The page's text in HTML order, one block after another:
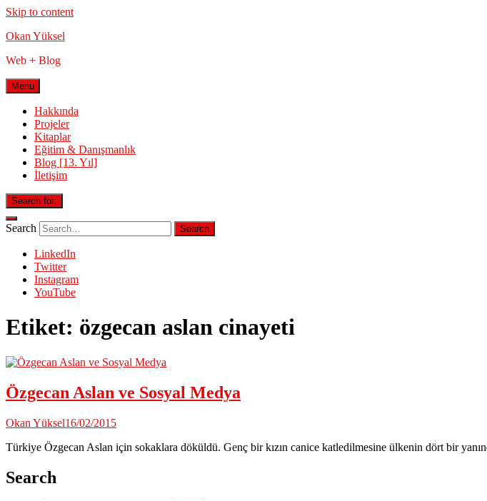
Skip to content
Okan Yüksel
Web + Blog
Menu
Hakkında
Projeler
Kitaplar
Eğitim & Danışmanlık
Blog [13. Yıl]
İletişim
Search for:
Search
LinkedIn
Twitter
Instagram
YouTube
Etiket: özgecan aslan cinayeti
Özgecan Aslan ve Sosyal Medya
Okan Yüksel16/02/2015
Türkiye Özgecan Aslan için sokaklara döküldü. Genç bir kızın canice katledilmesine ülkenin dört bir
Search